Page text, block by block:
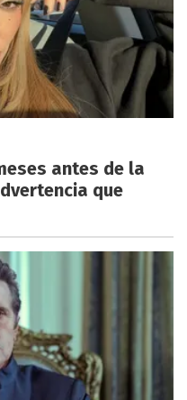
antes de la
que